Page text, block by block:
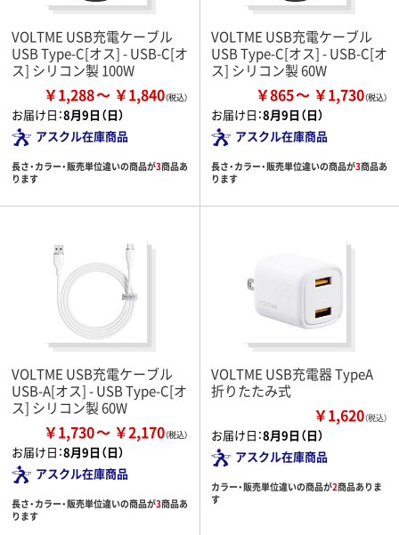
VOLTME USB充電ケーブル
USB Type-C[オス] - USB-C[オ
ス] シリコン製 100W
￥1,288 ￥1,840
お届け日：8月9日（日）
アスクル在庫商品
長さ・カラー・販売単位違いの商品が3商品あ
ります
VOLTME USB充電ケーブル
USB Type-C[オス] - USB-C[オ
ス] シリコン製 60W
￥865 ￥1,730
お届け日：8月9日（日）
アスクル在庫商品
長さ・カラー・販売単位違いの商品が3商品あ
ります
VOLTME USB充電ケーブル
USB-A[オス] - USB Type-C[オ
ス] シリコン製 60W
￥1,730 ￥2,170
お届け日：8月9日（日）
アスクル在庫商品
長さ・カラー・販売単位違いの商品が3商品あ
ります
VOLTME USB充電器 TypeA
折りたたみ式
￥1,620（税込）
お届け日：8月9日（日）
アスクル在庫商品
カラー・販売単位違いの商品が2商品ありま
す